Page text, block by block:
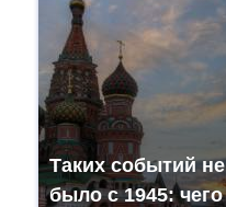
Таких событий не
было с 1945: чего